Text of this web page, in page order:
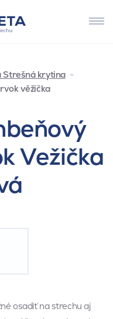
Strešná krytina
věžička
Vežička
osadiť na strechu aj